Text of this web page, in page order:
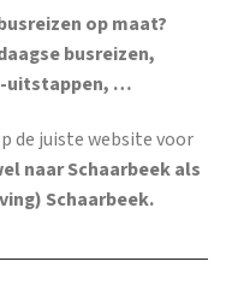
op maat?
busreizen,
uitstappen, …
de juiste website voor
naar Schaarbeek als
Schaarbeek.